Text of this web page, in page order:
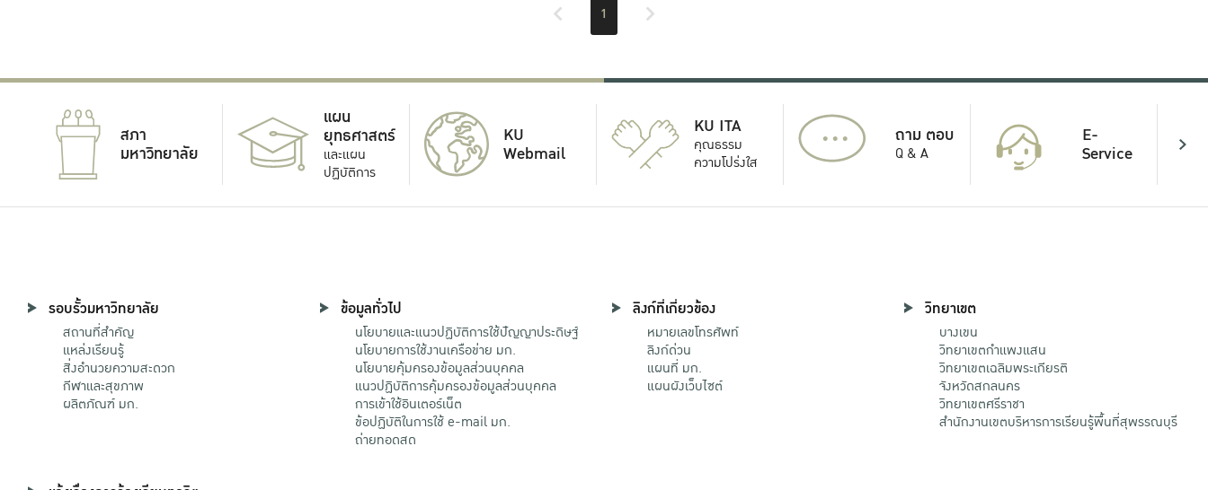
1
สภา
มหาวิทยาลัย
แผน
ยุทธศาสตร์
และแผน
ปฏิบัติการ
KU
Webmail
KU ITA
คุณธรรม
ความโปร่งใส
... ถาม ตอบ
Q & A
E-
Service
รอบรั้วมหาวิทยาลัย
สถานที่สำคัญ
แหล่งเรียนรู้
สิ่งอำนวยความสะดวก
กีฬาและสุขภาพ
ผลิตภัณฑ์ มก.
ข้อมูลทั่วไป
นโยบายและแนวปฏิบัติการใช้ปัญญาประดิษฐ์
นโยบายการใช้งานเครือข่าย มก.
นโยบายคุ้มครองข้อมูลส่วนบุคคล
แนวปฏิบัติการคุ้มครองข้อมูลส่วนบุคคล
การเข้าใช้อินเตอร์เน็ต
ข้อปฏิบัติในการใช้ e-mail มก.
ถ่ายทอดสด
ลิงก์ที่เกี่ยวข้อง
หมายเลขโทรศัพท์
ลิงก์ด่วน
แผนที่ มก.
แผนผังเว็บไซต์
วิทยาเขต
บางเขน
วิทยาเขตกําแพงแสน
วิทยาเขตเฉลิมพระเกียรติ
จังหวัดสกลนคร
วิทยาเขตศรีราชา
สำนักงานเขตบริหารการเรียนรู้พื้นที่สุพรรณบุรี